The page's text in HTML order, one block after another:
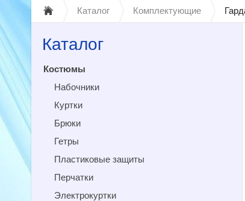
Каталог Комплектующие
Каталог
Костюмы
Набочники
Куртки
Брюки
Гетры
Пластиковые защиты
Перчатки
Электрокуртки